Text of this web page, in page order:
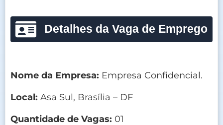
Detalhes da Vaga de Emprego
Nome da Empresa: Empresa Confidencial.
Local: Asa Sul, Brasília – DF
Quantidade de Vagas: 01